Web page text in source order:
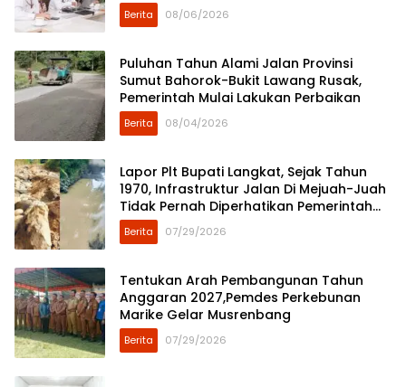
Berita 08/06/2026
Puluhan Tahun Alami Jalan Provinsi
Sumut Bahorok-Bukit Lawang Rusak,
Pemerintah Mulai Lakukan Perbaikan
Berita 08/04/2026
Lapor Plt Bupati Langkat, Sejak Tahun
1970, Infrastruktur Jalan Di Mejuah-Juah
Tidak Pernah Diperhatikan Pemerintah
Kabupaten Langkat
Berita 07/29/2026
Tentukan Arah Pembangunan Tahun
Anggaran 2027,Pemdes Perkebunan
Marike Gelar Musrenbang
Berita 07/29/2026